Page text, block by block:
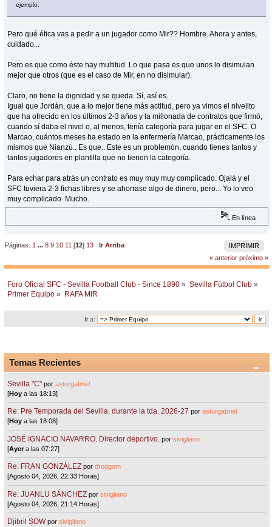
ejemplo.
Pero qué ética vas a pedir a un jugador como Mir?? Hombre. Ahora y antes,
cuidado...
Pero es que como éste hay multitud. Lo que pasa es que unos lo disimulan
mejor que otros (que es el caso de Mir, en no disimular).
Claro, no tiene la dignidad y se queda. Sí, así es.
Igual que Jordán, que a lo mejor tiene más actitud, pero ya vimos el nivelito
que ha ofrecido en los últimos 2-3 años y la millonada de contratos que firmó,
cuando sí daba el nivel o, al menos, tenía categoría para jugar en el SFC. O
Marcao, cuántos meses ha estado en la enfermería Marcao, prácticamente los
mismos que Nianzú.. Es que.. Este es un problemón, cuando tienes tantos y
tantos jugadores en plantilla que no tienen la categoría.
Para echar para atrás un contrato es muy muy muy complicado. Ojalá y el
SFC tuviera 2-3 fichas libres y se ahorrase algo de dinero, pero... Yo lo veo
muy complicado. Mucho.
En línea
IMPRIMIR
Páginas: 1 ...8 9 10 11 [12] 13
Ir Arriba
« anterior próximo »
Foro Oficial SFC - Sevilla Football Club - Since 1890 » Sevilla Fútbol Club »
Primer Equipo » RAFA MIR
Ir a:
Temas Recientes
Sevilla "C"porasturgabriel
[Hoy a las 18:13]
Re: Pre Temporada del Sevilla, durante la tda. 2026-27 porasturgabriel
[Hoy a las 18:08]
JOSÉ IGNACIO NAVARRO. Director deportivo. porsivigliano
[Ayera las 07:27]
Re: FRAN GONZÁLEZ pordrodgom
[Agosto 04, 2026, 22:33 Horas]
Re: JUANLU SÁNCHEZ porsivigliano
[Agosto 04, 2026, 21:14 Horas]
Djibril SOW porsivigliano